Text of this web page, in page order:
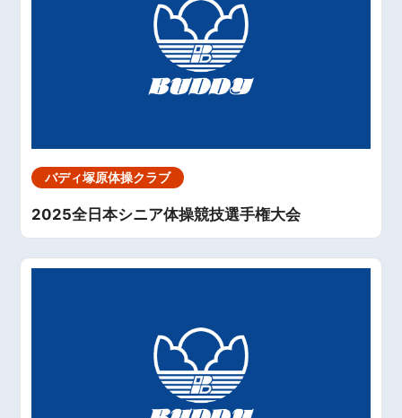
バディ塚原体操クラブ
2025全日本シニア体操競技選手権大会